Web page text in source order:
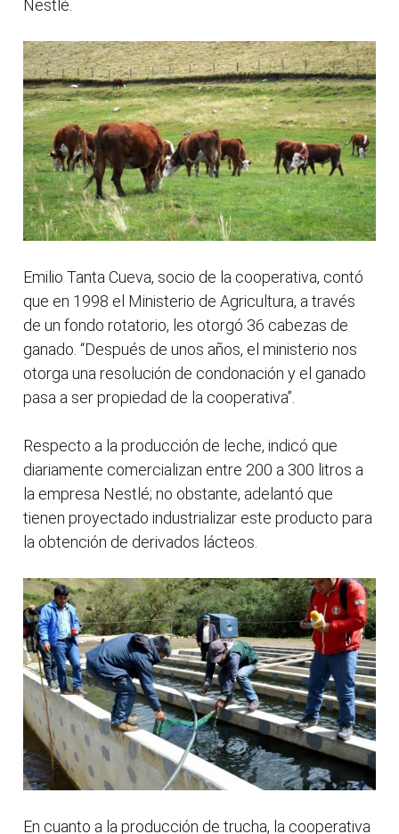
Nestlé.
Emilio Tanta Cueva, socio de la cooperativa, contó
que en 1998 el Ministerio de Agricultura, a través
de un fondo rotatorio, les otorgó 36 cabezas de
ganado. “Después de unos años, el ministerio nos
otorga una resolución de condonación y el ganado
pasa a ser propiedad de la cooperativa”.
Respecto a la producción de leche, indicó que
diariamente comercializan entre 200 a 300 litros a
la empresa Nestlé; no obstante, adelantó que
tienen proyectado industrializar este producto para
la obtención de derivados lácteos.
En cuanto a la producción de trucha, la cooperativa